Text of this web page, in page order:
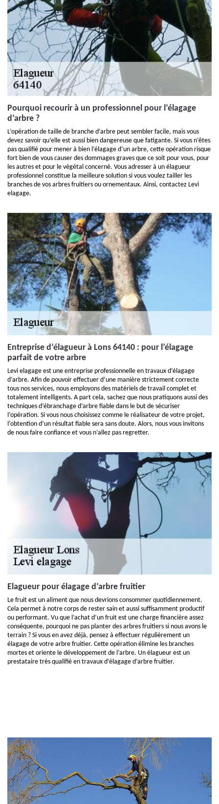
Pourquoi recourir à un professionnel pour l’élagage
d’arbre ?
L’opération de taille de branche d’arbre peut sembler facile, mais vous
devez savoir qu’elle est aussi bien dangereuse que fatigante. Si vous n’êtes
pas qualifié pour mener à bien l’élagage d’un arbre, cette opération risque
fort bien de vous causer des dommages graves que ce soit pour vous, pour
les autres et pour le végétal concerné. Vous adresser à un élagueur
professionnel constitue la meilleure solution si vous voulez tailler les
branches de vos arbres fruitiers ou ornementaux. Ainsi, contactez Levi
elagage.
Entreprise d’élagueur à Lons 64140 : pour l’élagage
parfait de votre arbre
Levi elagage est une entreprise professionnelle en travaux d’élagage
d’arbre. Afin de pouvoir effectuer d’une manière strictement correcte
tous nos services, nous employons des matériels de travail complet et
totalement intelligents. A part cela, sachez que nous pratiquons aussi des
techniques d’ébranchage d’arbre fiable dans le but de sécuriser
l’opération. Si vous nous choisissez comme le réalisateur de votre projet,
l’obtention d’un résultat fiable sera sans doute. Alors, nous vous invitons
de nous faire confiance et vous n’allez pas regretter.
Elagueur pour élagage d’arbre fruitier
Le fruit est un aliment que nous devrions consommer quotidiennement.
Cela permet à notre corps de rester sain et aussi suffisamment productif
ou performant. Vu que l’achat d’un fruit est une charge financière assez
conséquente, pourquoi ne pas planter des arbres fruitiers si nous avons le
terrain ? Si vous en avez déjà, pensez à effectuer régulièrement un
élagage de votre arbre fruitier. Cette opération élimine les branches
mortes et oriente le développement de l’arbre. Un élagueur est un
prestataire très qualifié en travaux d’élagage d’arbre fruitier.